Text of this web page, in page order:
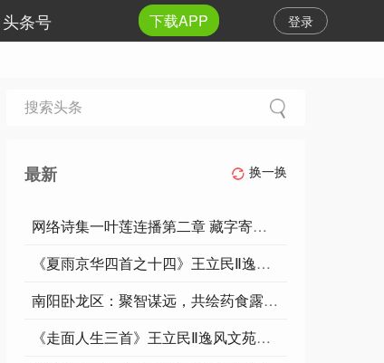
登录
头条号 下载APP
最新 换一换
网络诗集一叶莲连播第二章 藏字寄韵——藏头诗专卷第七首黑发不知勤学早 白首方悔读书迟作者冰冷酒
《夏雨京华四首之十四》王立民Ⅱ逸风文苑~大庆头条
南阳卧龙区：聚智谋远，共绘药食露酒产业新图景
《走面人生三首》王立民Ⅱ逸风文苑∽大庆头条